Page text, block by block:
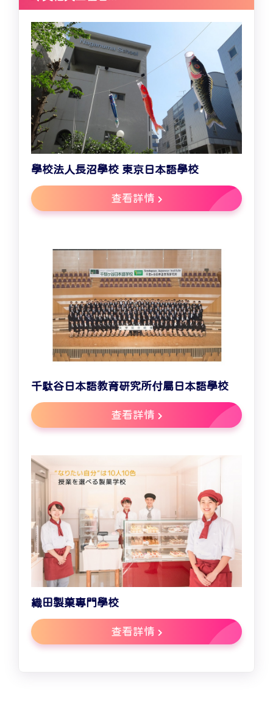
學校法人長沼學校 東京日本語學校
查看詳情
千駄谷日本語教育研究所付屬日本語學校
查看詳情
織田製菓專門學校
查看詳情